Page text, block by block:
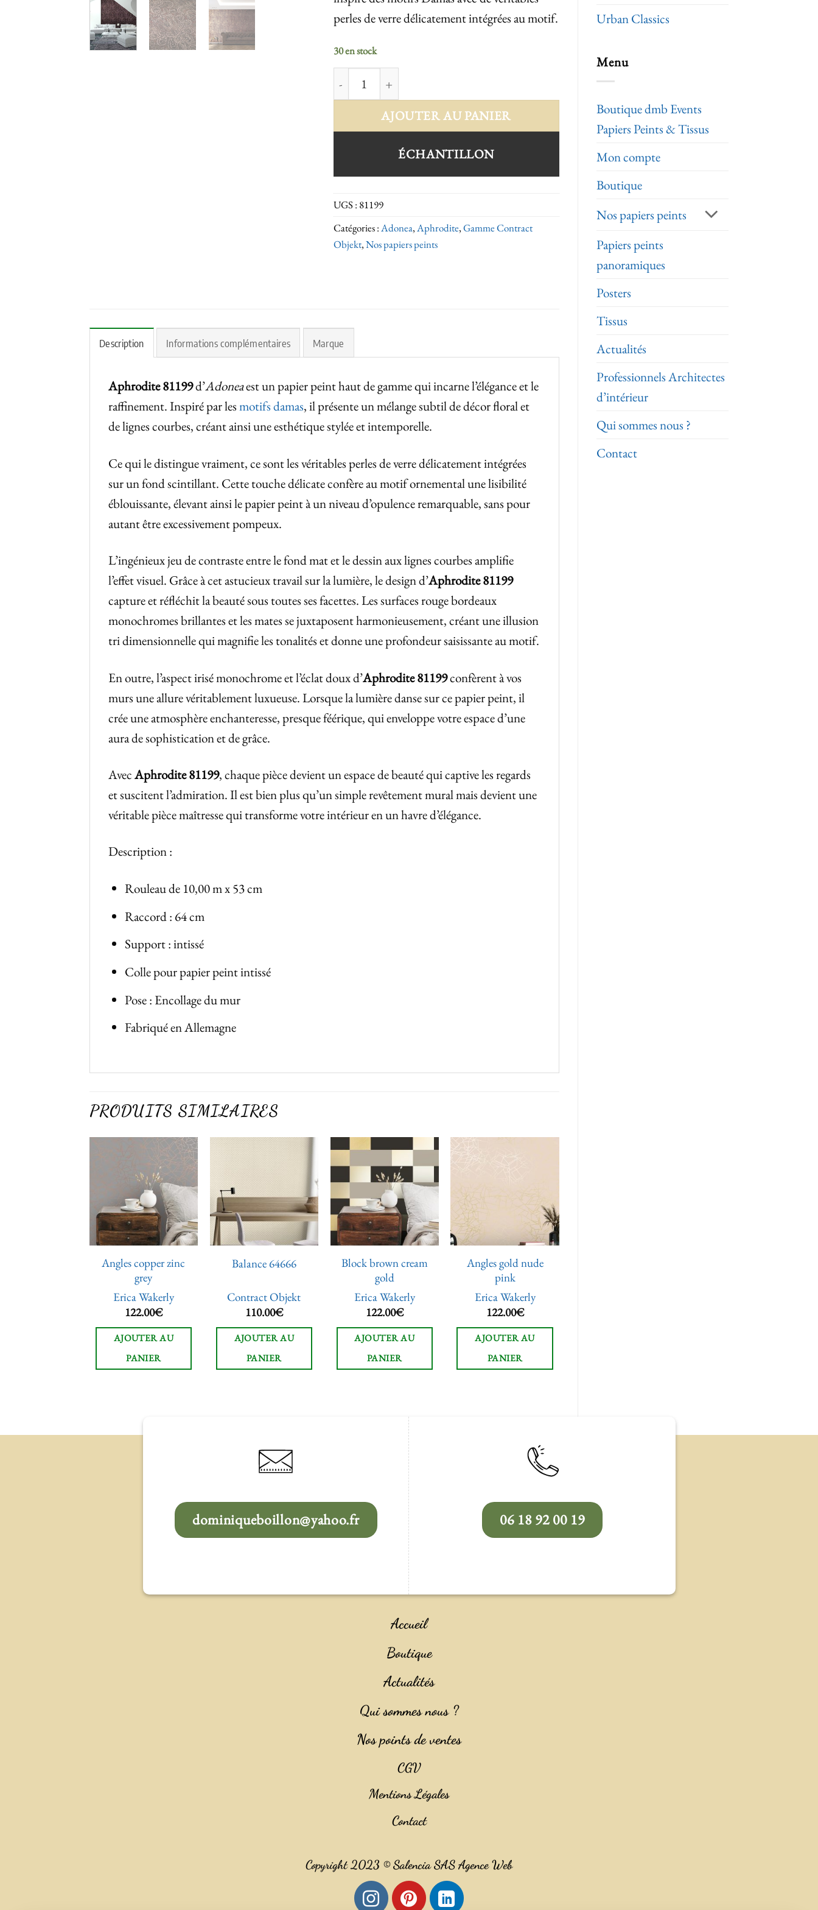
Urban Classics
Menu
Boutique dmb Events
Papiers Peints & Tissus
Mon compte
Boutique
Nos papiers peints
Papiers peints
panoramiques
Posters
Tissus
Actualités
Professionnels Architectes
d’intérieur
Qui sommes nous ?
Contact
perles de verre délicatement intégrées au motif.
30 en stock
quantité de Aphrodite 81199
AJOUTER AU PANIER
ÉCHANTILLON
UGS : 81199
Catégories :Adonea,Aphrodite,Gamme Contract
Objekt,Nos papiers peints
Description Informations complémentaires Marque
Aphrodite 81199d’Adoneaest un papier peint haut de gamme qui incarne l’élégance et le
raffinement. Inspiré par lesmotifs damas, il présente un mélange subtil de décor floral et
de lignes courbes, créant ainsi une esthétique stylée et intemporelle.
Ce qui le distingue vraiment, ce sont les véritables perles de verre délicatement intégrées
sur un fond scintillant. Cette touche délicate confère au motif ornemental une lisibilité
éblouissante, élevant ainsi le papier peint à un niveau d’opulence remarquable, sans pour
autant être excessivement pompeux.
L’ingénieux jeu de contraste entre le fond mat et le dessin aux lignes courbes amplifie
l’effet visuel. Grâce à cet astucieux travail sur la lumière, le design d’Aphrodite 81199
capture et réfléchit la beauté sous toutes ses facettes. Les surfaces rouge bordeaux
monochromes brillantes et les mates se juxtaposent harmonieusement, créant une illusion
tri dimensionnelle qui magnifie les tonalités et donne une profondeur saisissante au motif.
En outre, l’aspect irisé monochrome et l’éclat doux d’Aphrodite 81199confèrent à vos
murs une allure véritablement luxueuse. Lorsque la lumière danse sur ce papier peint, il
crée une atmosphère enchanteresse, presque féérique, qui enveloppe votre espace d’une
aura de sophistication et de grâce.
AvecAphrodite 81199, chaque pièce devient un espace de beauté qui captive les regards
et suscitent l’admiration. Il est bien plus qu’un simple revêtement mural mais devient une
véritable pièce maîtresse qui transforme votre intérieur en un havre d’élégance.
Description :
Rouleau de 10,00 m x 53 cm
Raccord : 64 cm
Support : intissé
Colle pour papier peint intissé
Pose : Encollage du mur
Fabriqué en Allemagne
PRODUITS SIMILAIRES
Ajouter
à la liste
de
souhaits
Angles copper zinc
grey
Erica Wakerly
122.00€
AJOUTER AU
PANIER
de
souhaits
Balance 64666
Contract Objekt
110.00€
AJOUTER AU
PANIER
Ajouter
à la liste
de
souhaits
Block brown cream
gold
Erica Wakerly
122.00€
AJOUTER AU
PANIER
de
souhaits
Angles gold nude
pink
Erica Wakerly
122.00€
AJOUTER AU
PANIER
dominiqueboillon@yahoo.fr 06 18 92 00 19
Accueil
Boutique
Actualités
Qui sommes nous ?
Nos points de ventes
CGV
Mentions Légales
Contact
Copyright 2023 ©Salencia SAS Agence Web